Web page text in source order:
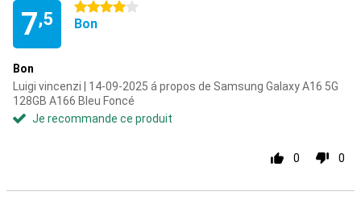
7,5
4 étoiles
Bon
Bon
Luigi vincenzi | 14-09-2025 á propos de Samsung Galaxy A16 5G
128GB A166 Bleu Foncé
Je recommande ce produit
0 0